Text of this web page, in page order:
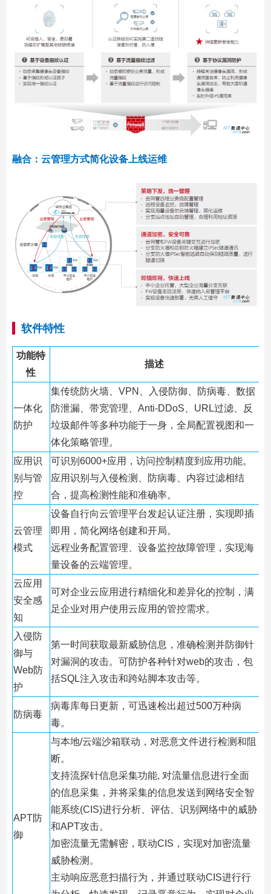
融合：云管理方式简化设备上线运维
软件特性
功能特
性
描述
一体化
防护
集传统防火墙、VPN、入侵防御、防病毒、数据
防泄漏、带宽管理、Anti-DDoS、URL过滤、反
垃圾邮件等多种功能于一身，全局配置视图和一
体化策略管理。
应用识
别与管
控
可识别6000+应用，访问控制精度到应用功能。
应用识别与入侵检测、防病毒、内容过滤相结
合，提高检测性能和准确率。
云管理
模式
设备自行向云管理平台发起认证注册，实现即插
即用，简化网络创建和开局。
远程业务配置管理、设备监控故障管理，实现海
量设备的云端管理。
云应用
安全感
知
可对企业云应用进行精细化和差异化的控制，满
足企业对用户使用云应用的管控需求。
入侵防
御与
Web防
护
第一时间获取最新威胁信息，准确检测并防御针
对漏洞的攻击。可防护各种针对web的攻击，包
括SQL注入攻击和跨站脚本攻击等。
防病毒
病毒库每日更新，可迅速检出超过500万种病
毒。
APT防
御
与本地/云端沙箱联动，对恶意文件进行检测和阻
断。
支持流探针信息采集功能, 对流量信息进行全面
的信息采集，并将采集的信息发送到网络安全智
能系统(CIS)进行分析、评估、识别网络中的威胁
和APT攻击。
加密流量无需解密，联动CIS，实现对加密流量
威胁检测。
主动响应恶意扫描行为，并通过联动CIS进行行